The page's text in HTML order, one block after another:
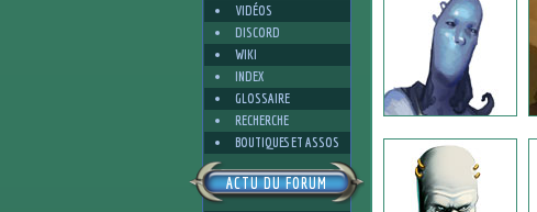
VIDÉOS
DISCORD
WIKI
INDEX
GLOSSAIRE
RECHERCHE
BOUTIQUES ET ASSOS
ACTU DU FORUM